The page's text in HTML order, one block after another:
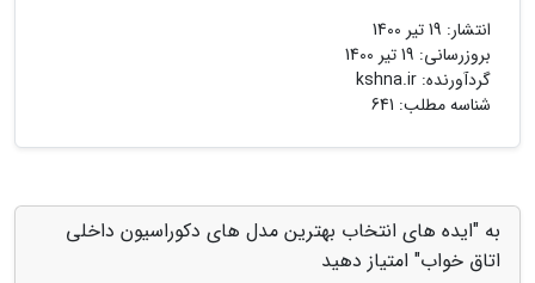
انتشار: 19 تیر 1400
بروزرسانی: 19 تیر 1400
گردآورنده: kshna.ir
شناسه مطلب: 641
به "ایده های انتخاب بهترین مدل های دکوراسیون داخلی
اتاق خواب" امتیاز دهید